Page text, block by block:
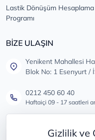
Gizlilik ve
Lastik Dönüşüm Hesaplama
Programı
BİZE ULAŞIN
Yenikent Mahallesi
Blok No: 1 Esenyurt /
0212 450 60 40
Haftaiçi 09 - 17 saatleri
Tüm öneri ve